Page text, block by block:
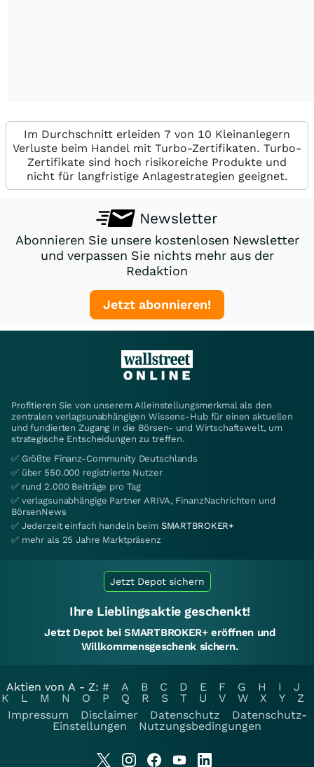
Im Durchschnitt erleiden 7 von 10 Kleinanlegern
Verluste beim Handel mit Turbo-Zertifikaten. Turbo-
Zertifikate sind hoch risikoreiche Produkte und
nicht für langfristige Anlagestrategien geeignet.
Newsletter
Abonnieren Sie unsere kostenlosen Newsletter
und verpassen Sie nichts mehr aus der
Redaktion
Jetzt abonnieren!
Profitieren Sie von unserem Alleinstellungsmerkmal als den
zentralen verlagsunabhängigen Wissens-Hub für einen aktuellen
und fundierten Zugang in die Börsen- und Wirtschaftswelt, um
strategische Entscheidungen zu treffen.
✅ Größte Finanz-Community Deutschlands
✅ über 550.000 registrierte Nutzer
✅ rund 2.000 Beiträge pro Tag
✅ verlagsunabhängige Partner ARIVA, FinanzNachrichten und
BörsenNews
✅ Jederzeit einfach handeln beim SMARTBROKER+
✅ mehr als 25 Jahre Marktpräsenz
Jetzt Depot sichern
Ihre Lieblingsaktie geschenkt!
Jetzt Depot bei SMARTBROKER+ eröffnen und
Willkommensgeschenk sichern.
Aktien von A - Z: # A B C D E F G H I
J
K
L M N O P Q R S T U V W X Y
Z
Impressum
Disclaimer Datenschutz
Datenschutz-
Einstellungen
Nutzungsbedingungen